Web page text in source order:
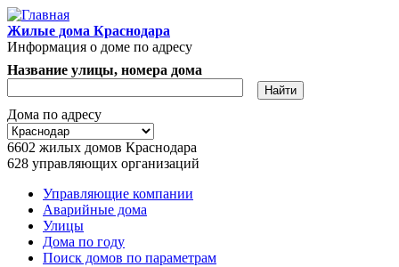
Перейти к основному содержанию
Жилые дома Краснодара
Информация о доме по адресу
Название улицы, номера дома
Дома по адресу
6602 жилых домов Краснодара
628 управляющих организаций
Главное меню
Управляющие компании
Аварийные дома
Улицы
Дома по году
Поиск домов по параметрам